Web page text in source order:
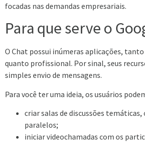
focadas nas demandas empresariais.
Para que serve o
O Chat possui inúmeras aplicações,
quanto profissional. Por sinal, seus
simples envio de mensagens.
Para você ter uma ideia, os usuários
criar salas de discussões
paralelos;
iniciar videochamadas com os